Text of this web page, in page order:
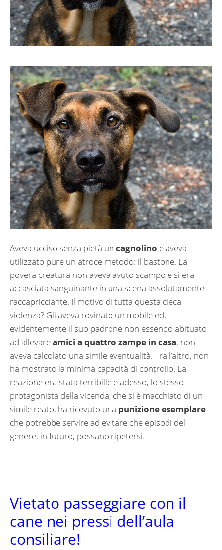
Aveva ucciso senza pietà un cagnolino e aveva
utilizzato pure un atroce metodo: il bastone. La
povera creatura non aveva avuto scampo e si era
accasciata sanguinante in una scena assolutamente
raccapricciante. Il motivo di tutta questa cieca
violenza? Gli aveva rovinato un mobile ed,
evidentemente il suo padrone non essendo abituato
ad allevareamici a quattro zampe in casa, non
aveva calcolato una simile eventualità. Tra l’altro, non
ha mostrato la minima capacità di controllo. La
reazione era stata terribille e adesso, lo stesso
protagonista della vicenda, che si è macchiato di un
simile reato, ha ricevuto una punizione esemplare
che potrebbe servire ad evitare che episodi del
genere, in futuro, possano ripetersi.
Vietato passeggiare con il
cane nei pressi dell’aula
consiliare!